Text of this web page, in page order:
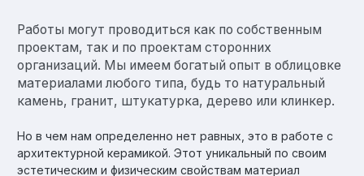
Работы могут проводиться как по собственным
проектам, так и по проектам сторонних
организаций. Мы имеем богатый опыт в облицовке
материалами любого типа, будь то натуральный
камень, гранит, штукатурка, дерево или клинкер.
Но в чем нам определенно нет равных, это в работе с
архитектурной керамикой. Этот уникальный по своим
эстетическим и физическим свойствам материал